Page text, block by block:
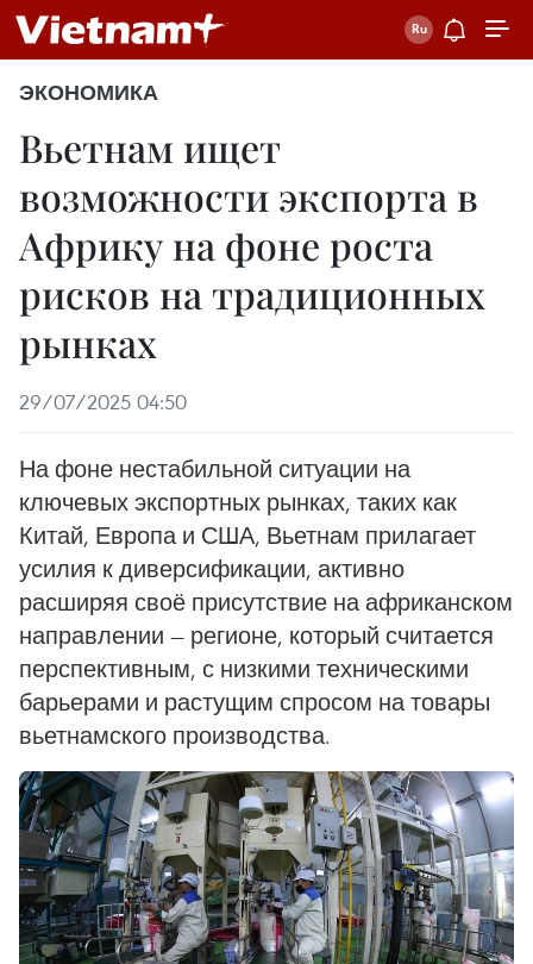
ЭКОНОМИКА
Вьетнам ищет
возможности экспорта в
Африку на фоне роста
рисков на традиционных
рынках
29/07/2025 04:50
На фоне нестабильной ситуации на
ключевых экспортных рынках, таких как
Китай, Европа и США, Вьетнам прилагает
усилия к диверсификации, активно
расширяя своё присутствие на африканском
направлении — регионе, который считается
перспективным, с низкими техническими
барьерами и растущим спросом на товары
вьетнамского производства.